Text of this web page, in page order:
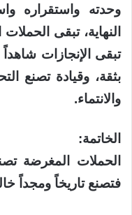
وحدته واستقراره
النهاية، تبقى
تبقى الإنجازات
بثقة، وقيادة تصنع
والانتماء.
الخاتمة:
الحملات المغرضة
فتصنع تاريخاً ومجداً